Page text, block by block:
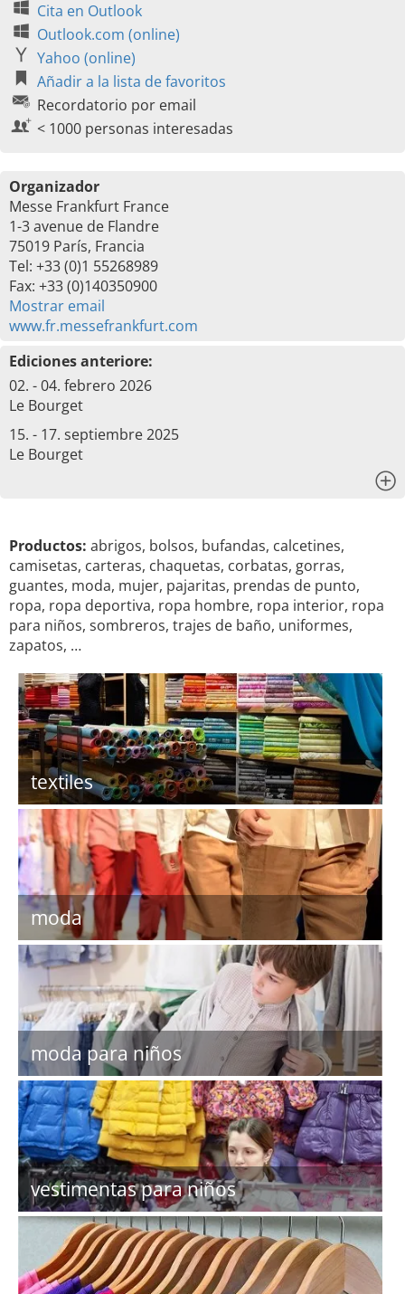
Cita en Outlook
Outlook.com (online)
Yahoo (online)
Añadir a la lista de favoritos
Recordatorio por email
< 1000 personas interesadas
Organizador
Messe Frankfurt France
1-3 avenue de Flandre
75019 París, Francia
Tel: +33 (0)1 55268989
Fax: +33 (0)140350900
Mostrar email
www.fr.messefrankfurt.com
Ediciones anteriore:
02. - 04. febrero 2026
Le Bourget
15. - 17. septiembre 2025
Le Bourget
Productos: abrigos, bolsos, bufandas, calcetines,
camisetas, carteras, chaquetas, corbatas, gorras,
guantes, moda, mujer, pajaritas, prendas de punto,
ropa, ropa deportiva, ropa hombre, ropa interior, ropa
para niños, sombreros, trajes de baño, uniformes,
zapatos, …
textiles
moda
moda para niños
vestimentas para niños